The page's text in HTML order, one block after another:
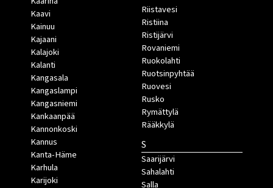
Kaavi
Kainuu
Kajaani
Kalajoki
Kalanti
Kangasala
Kangaslampi
Kangasniemi
Kankaanpää
Kannonkoski
Kannus
Kanta-Häme
Karhula
Karijoki
Riistavesi
Ristiina
Ristijärvi
Rovaniemi
Ruokolahti
Ruotsinpyhtää
Ruovesi
Rusko
Rymättylä
Rääkkylä
S
Saarijärvi
Sahalahti
Salla